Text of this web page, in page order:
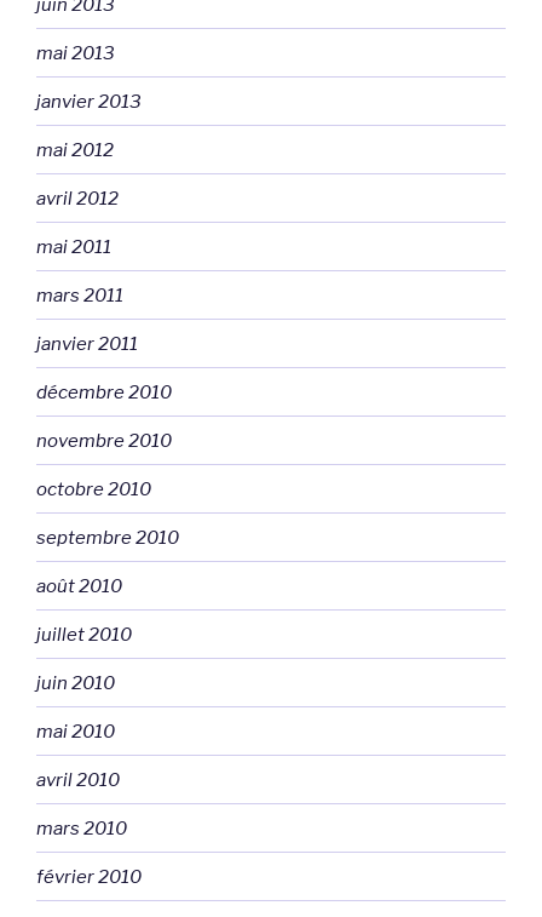
juin 2013
mai 2013
janvier 2013
mai 2012
avril 2012
mai 2011
mars 2011
janvier 2011
décembre 2010
novembre 2010
octobre 2010
septembre 2010
août 2010
juillet 2010
juin 2010
mai 2010
avril 2010
mars 2010
février 2010